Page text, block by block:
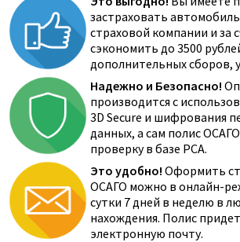
застраховать
страховой компании и за
сэкономить до 3500
дополнительных сборов,
Надежно и Безопасно!
производится с
3D Secure и шифрования
данных, а сам полис
проверку в базе РСА.
Это удобно! Оформить
ОСАГО можно в онлайн-
сутки 7 дней в неделю в
нахождения. Полис
электронную почту.